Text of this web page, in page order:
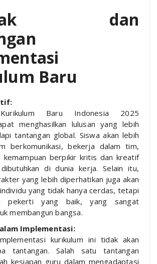
dan
Baru
Baru Indonesia 2025
menghasilkan lulusan yang lebih
tantangan global. Siswa akan lebih
berkomunikasi, bekerja dalam tim,
kemampuan berpikir kritis dan kreatif
di dunia kerja. Selain itu,
yang lebih diperhatikan juga akan
yang tidak hanya cerdas, tetapi
pekerti yang baik, yang sangat
membangun bangsa.
Implementasi:
kurikulum ini tidak akan
tantangan. Salah satu tantangan
kesiapan guru dalam mengadaptasi